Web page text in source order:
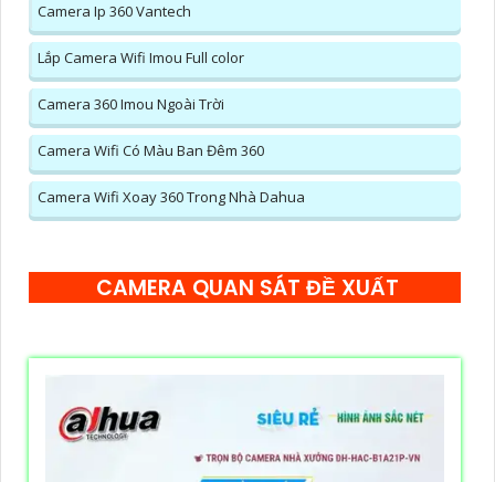
Camera Ip 360 Vantech
Lắp Camera Wifi Imou Full color
Camera 360 Imou Ngoài Trời
Camera Wifi Có Màu Ban Đêm 360
Camera Wifi Xoay 360 Trong Nhà Dahua
CAMERA QUAN SÁT ĐỀ XUẤT